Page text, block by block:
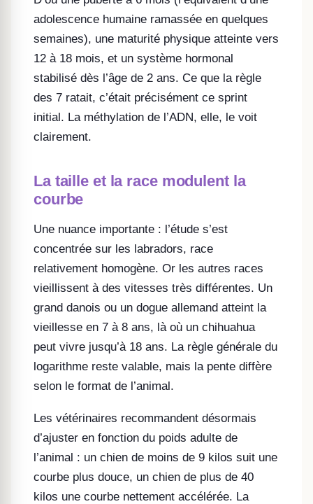
adolescence humaine ramassée en quelques
semaines), une maturité physique atteinte vers
12 à 18 mois, et un système hormonal
stabilisé dès l’âge de 2 ans. Ce que la règle
des 7 ratait, c’était précisément ce sprint
initial. La méthylation de l’ADN, elle, le voit
clairement.
La taille et la race modulent la
courbe
Une nuance importante : l’étude s’est
concentrée sur les labradors, race
relativement homogène. Or les autres races
vieillissent à des vitesses très différentes. Un
grand danois ou un dogue allemand atteint la
vieillesse en 7 à 8 ans, là où un chihuahua
peut vivre jusqu’à 18 ans. La règle générale du
logarithme reste valable, mais la pente diffère
selon le format de l’animal.
Les vétérinaires recommandent désormais
d’ajuster en fonction du poids adulte de
l’animal : un chien de moins de 9 kilos suit une
courbe plus douce, un chien de plus de 40
kilos une courbe nettement accélérée. La